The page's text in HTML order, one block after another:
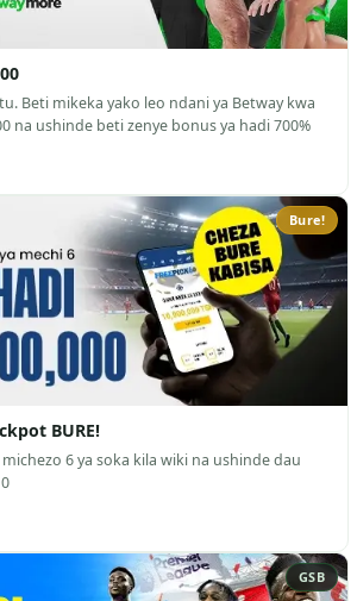
Beti mikeka yako leo ndani ya Betway kwa
dau la kuanzia Tsh. 100 na ushinde beti zenye bonus ya hadi 700%
Bure!
BURE!
6 ya soka kila wiki na ushinde dau
GSB